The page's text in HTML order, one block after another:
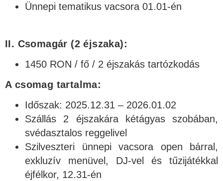
Ünnepi tematikus vacsora 01.01-én
II. Csomagár (2 éjszaka):
1450 RON / fő / 2 éjszakás tartózkodás
A csomag tartalma:
Időszak: 2025.12.31 – 2026.01.02
Szállás 2 éjszakára kétágyas szobában,
svédasztalos reggelivel
Szilveszteri ünnepi vacsora open bárral,
exkluzív menüvel, DJ-vel és tűzijátékkal
éjfélkor, 12.31-én